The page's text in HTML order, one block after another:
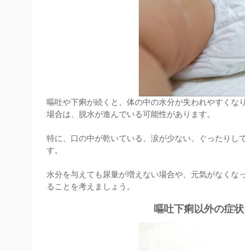
嘔吐や下痢が続くと、体の中の水分が失われやすくな
場合は、脱水が進んでいる可能性があります。
特に、口の中が乾いている、涙が少ない、ぐったり
す。
水分を与えても尿量が増えない場合や、元気がなくな
ることを考えましょう。
嘔吐下痢以外の症